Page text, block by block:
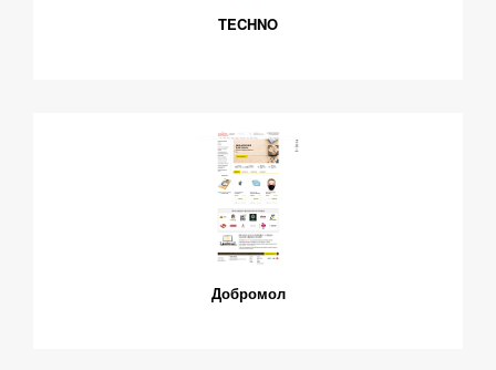
TECHNO
Добромол